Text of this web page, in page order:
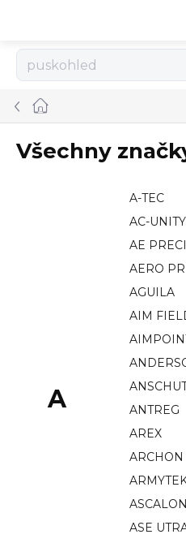
Domů
Všechny
A
A-TEC
AC-UNITY
AE
AERO
AGUILA
AIM
ANTREG
AREX
ASE